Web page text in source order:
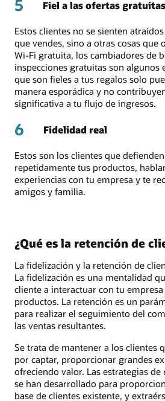
5 Fiel a las ofertas gratuitas
Estos clientes no se sienten
que vendes, sino a otras cosas que
Wi-Fi gratuita, los cambiadores de
inspecciones gratuitas son algunos
que son fieles a tus regalos solo
manera esporádica y no
significativa a tu flujo de ingresos.
6 Fidelidad real
Estos son los clientes que
repetidamente tus productos,
experiencias con tu empresa y te
amigos y familia.
¿Qué es la retención de
La fidelización y la retención de
La fidelización es una mentalidad
cliente a interactuar con tu
productos. La retención es un
para realizar el seguimiento del
las ventas resultantes.
Se trata de mantener a los clientes
por captar, proporcionar grandes
ofreciendo valor. Las estrategias
se han desarrollado para
base de clientes existente, y